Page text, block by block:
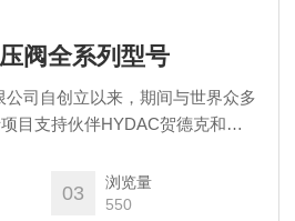
阀全系列型号
司自创立以来，期间与世界众多
目支持伙伴HYDAC贺德克和
03
浏览量
550